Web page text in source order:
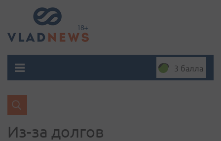
3 балла
Из-за долгов